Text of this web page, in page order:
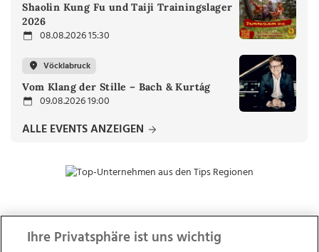
Shaolin Kung Fu und Taiji Trainingslager
2026
08.08.2026 15:30
Vöcklabruck
Vom Klang der Stille – Bach & Kurtág
09.08.2026 19:00
ALLE EVENTS ANZEIGEN
ZUR NACHRICHTENÜBERSICHT
Ihre Privatsphäre ist uns wichtig